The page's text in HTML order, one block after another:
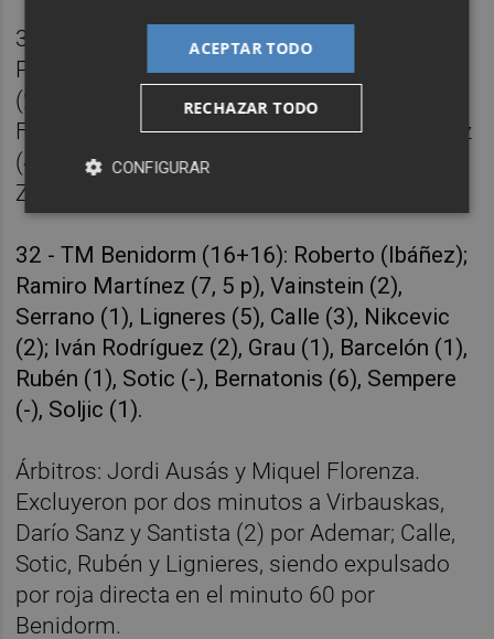
32 - Abanca Ademar (18+14):
Papantonopoulos (Barkhordari); Casqueiro
(2), Castro (6, 1 p), Tiago (2), David
Fernández (7), Santista (2), Antonio Martínez
(4, 2 p); Boskos (2), Kim (2), Virbauskas (4),
Zapico (-), Darío Sanz (1).
32 - TM Benidorm (16+16): Roberto (Ibáñez);
Ramiro Martínez (7, 5 p), Vainstein (2),
Serrano (1), Ligneres (5), Calle (3), Nikcevic
(2); Iván Rodríguez (2), Grau (1), Barcelón (1),
Rubén (1), Sotic (-), Bernatonis (6), Sempere
(-), Soljic (1).
Árbitros: Jordi Ausás y Miquel Florenza.
Excluyeron por dos minutos a Virbauskas,
Darío Sanz y Santista (2) por Ademar; Calle,
Sotic, Rubén y Lignieres, siendo expulsado
por roja directa en el minuto 60 por
Benidorm.
ACEPTAR TODO
RECHAZAR TODO
CONFIGURAR